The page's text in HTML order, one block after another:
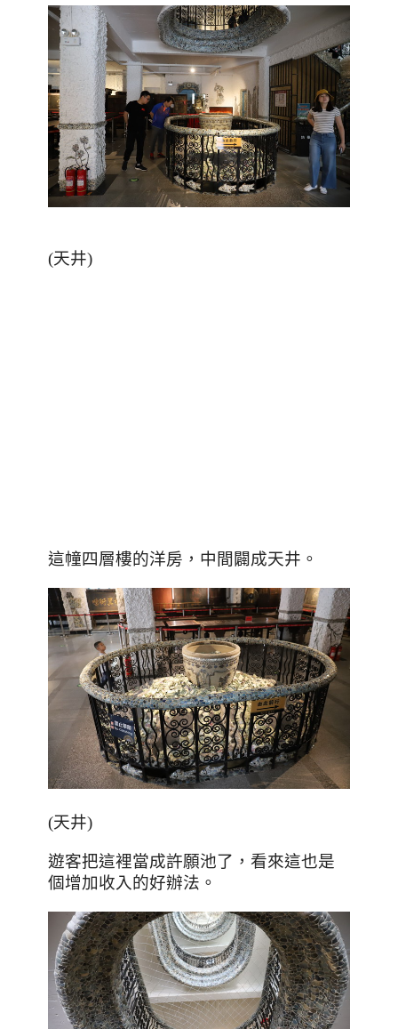
(天井)
這幢四層樓的洋房，中間闢成天井。
(天井)
遊客把這裡當成許願池了，看來這也是
個增加收入的好辦法。